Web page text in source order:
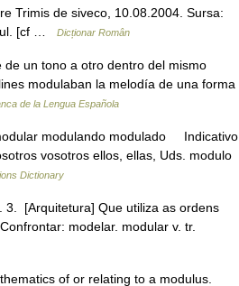
Trimis de siveco, 10.08.2004. Sursa:
[cf …
Dicționar Român
un tono a otro dentro del mismo
modulaban la melodía de una forma
de la Lengua Española
modulando modulado Indicativo
vosotros ellos, ellas, Uds. modulo
Dictionary
[Arquitetura] Que utiliza as ordens
modelar. modular v. tr.
of or relating to a modulus.